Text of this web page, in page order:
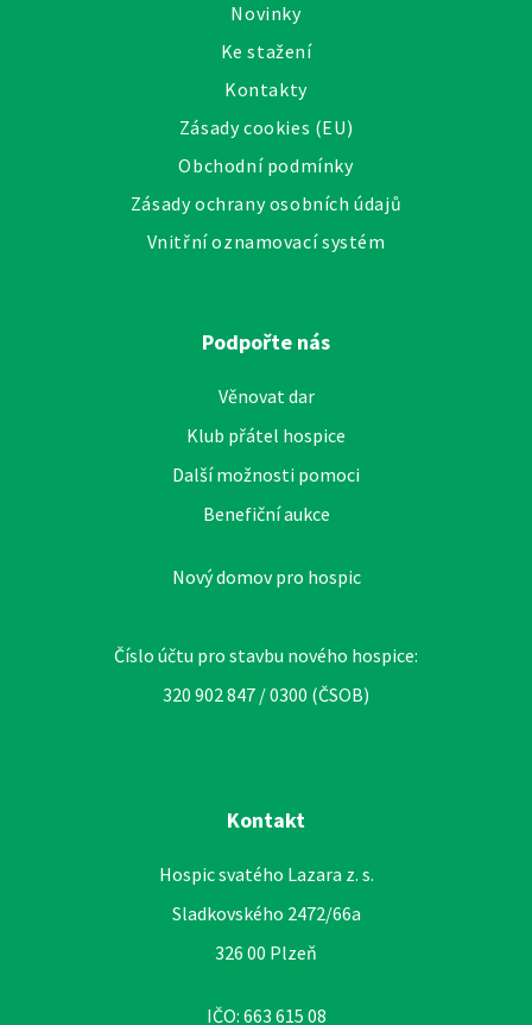
Novinky
Ke stažení
Kontakty
Zásady cookies (EU)
Obchodní podmínky
Zásady ochrany osobních údajů
Vnitřní oznamovací systém
Podpořte nás
Věnovat dar
Klub přátel hospice
Další možnosti pomoci
Benefiční aukce
Nový domov pro hospic
Číslo účtu pro stavbu nového hospice:
320 902 847 / 0300 (ČSOB)
Kontakt
Hospic svatého Lazara z. s.
Sladkovského 2472/66a
326 00 Plzeň
IČO: 663 615 08